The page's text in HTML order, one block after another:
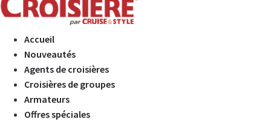
Accueil
Nouveautés
Agents de croisières
Croisières de groupes
Armateurs
Offres spéciales